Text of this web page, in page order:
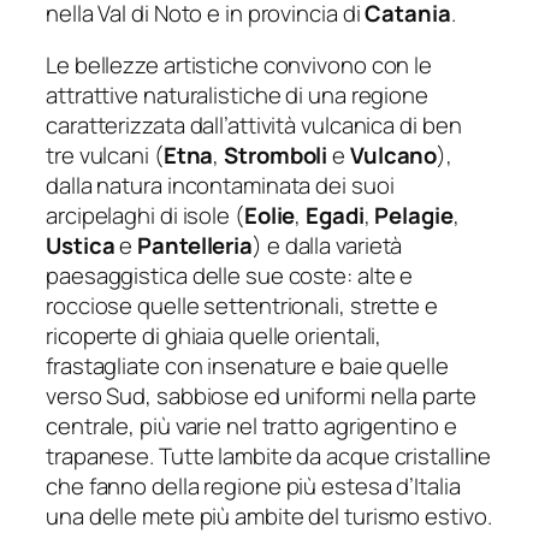
nella Val di Noto e in provincia diCatania.
Le bellezze artistiche convivono con le
attrattive naturalistiche di una regione
caratterizzata dall’attività vulcanica di ben
tre vulcani (Etna,StrombolieVulcano),
dalla natura incontaminata dei suoi
arcipelaghi di isole (Eolie, Egadi, Pelagie,
Usticae Pantelleria) e dalla varietà
paesaggistica delle sue coste: alte e
rocciose quelle settentrionali, strette e
ricoperte di ghiaia quelle orientali,
frastagliate con insenature e baie quelle
verso Sud, sabbiose ed uniformi nella parte
centrale, più varie nel tratto agrigentino e
trapanese. Tutte lambite da acque cristalline
che fanno della regione più estesa d’Italia
una delle mete più ambite del turismo estivo.